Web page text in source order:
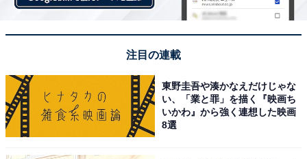
県民が選ぶ「千葉県の住み続けたい街（自治
体）」ランキング！ 1位「印西市」に次ぐ2位
注目の連載
東野圭吾や湊かなえだけじゃな
い、「業と罪」を描く『映画ち
いかわ』から強く連想した映画
8選